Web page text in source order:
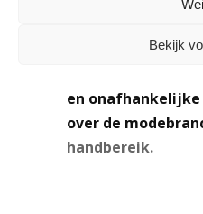
Bekijk
op onze events.
en
over de
handbereik.